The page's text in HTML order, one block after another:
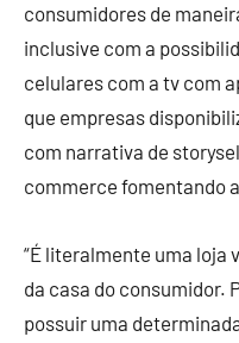
consumidores de
inclusive com a
celulares com a tv com
que empresas
com narrativa de
commerce fomentando
“É literalmente uma loja
da casa do consumidor.
possuir uma